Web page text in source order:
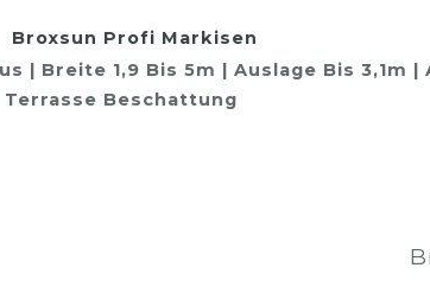
Broxsun Profi Markisen
| Breite 1,9 Bis 5m | Auslage Bis
Beschattung